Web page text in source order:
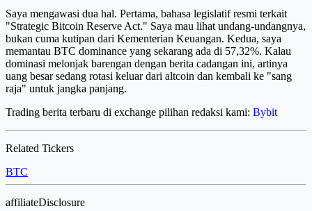
Saya mengawasi dua hal. Pertama, bahasa legislatif resmi terkait
"Strategic Bitcoin Reserve Act." Saya mau lihat undang-undangnya,
bukan cuma kutipan dari Kementerian Keuangan. Kedua, saya
memantau BTC dominance yang sekarang ada di 57,32%. Kalau
dominasi melonjak barengan dengan berita cadangan ini, artinya
uang besar sedang rotasi keluar dari altcoin dan kembali ke "sang
raja" untuk jangka panjang.
Trading berita terbaru di exchange pilihan redaksi kami: Bybit
Related Tickers
BTC
affiliateDisclosure